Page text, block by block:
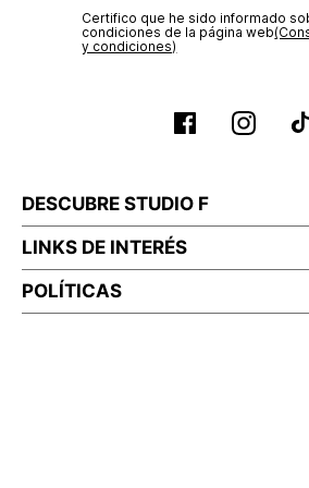
Certifico que he sido informado
condiciones de la página web‎
y condiciones)
DESCUBRE STUDIO F
LINKS DE INTERÉS
POLÍTICAS